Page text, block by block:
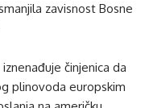
zavisnost Bosne
činjenica da
plinovoda europskim